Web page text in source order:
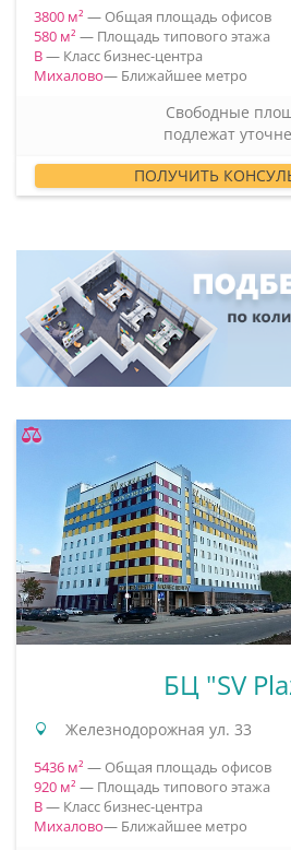
3800 м² — Общая площадь офисов
580 м² — Площадь типового этажа
B— Класс бизнес-центра
Михалово— Ближайшее метро
Свободные
подлежат
ПОЛУЧИТЬ
БЦ "SV
Железнодорожная ул. 33
5436 м² — Общая площадь офисов
920 м² — Площадь типового этажа
B— Класс бизнес-центра
Михалово— Ближайшее метро